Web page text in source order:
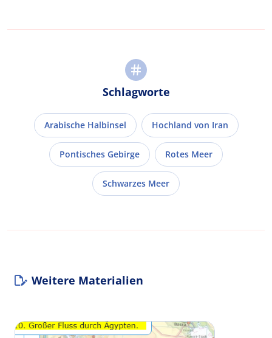
Schlagworte
Arabische Halbinsel Hochland von Iran
Pontisches Gebirge Rotes Meer
Schwarzes Meer
Weitere Materialien